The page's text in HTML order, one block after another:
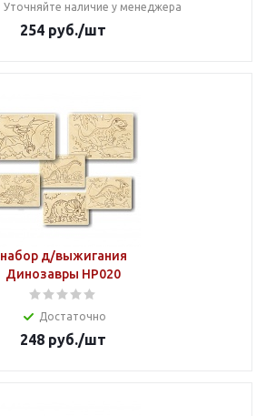
Уточняйте наличие у менеджера
254 руб./шт
набор д/выжигания
Динозавры НР020
Достаточно
248 руб./шт